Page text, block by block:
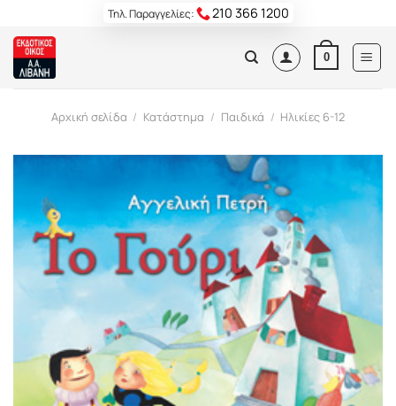
content
Τηλ. Παραγγελίες: 210 366 1200
0
Αρχική σελίδα / Κατάστημα / Παιδικά / Ηλικίες 6-12